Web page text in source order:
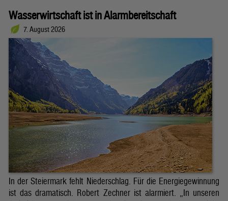
Wasserwirtschaft ist in Alarmbereitschaft
7. August 2026
In der Steiermark fehlt Niederschlag. Für die Energiegewinnung
ist das dramatisch. Robert Zechner ist alarmiert. „In unseren